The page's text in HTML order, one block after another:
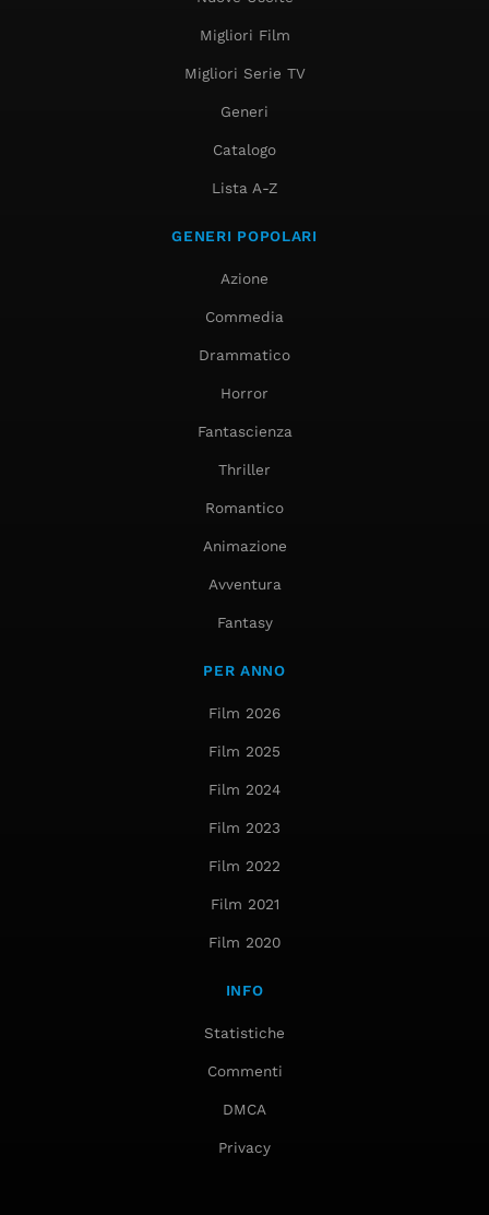
Migliori Film
Migliori Serie TV
Generi
Catalogo
Lista A-Z
GENERI POPOLARI
Azione
Commedia
Drammatico
Horror
Fantascienza
Thriller
Romantico
Animazione
Avventura
Fantasy
PER ANNO
Film 2026
Film 2025
Film 2024
Film 2023
Film 2022
Film 2021
Film 2020
INFO
Statistiche
Commenti
DMCA
Privacy